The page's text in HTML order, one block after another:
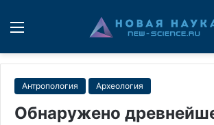
Антропология Археология
Обнаружено